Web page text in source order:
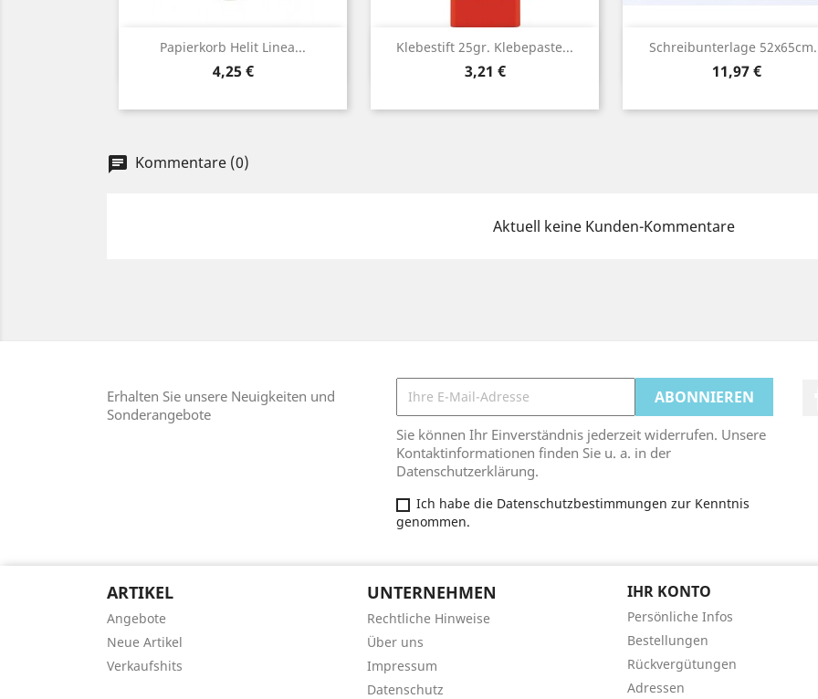
Papierkorb Helit Linea...
Preis
4,25 €
Vorschau Klebestift 25gr. Klebepaste...
Preis
3,21 €
Vorschau Schreibunterlage
Preis
11,97 €
Vorschau
chat Kommentare (0)
Aktuell keine Kunden-Kommentare
Erhalten Sie unsere Neuigkeiten und
Sonderangebote
Sie können Ihr Einverständnis jederzeit widerrufen. Unsere
Kontaktinformationen finden Sie u. a. in der
Datenschutzerklärung.
Ich habe die Datenschutzbestimmungen zur Kenntnis
genommen.
ARTIKEL
Angebote
Neue Artikel
Verkaufshits
UNTERNEHMEN
Rechtliche Hinweise
Über uns
Impressum
Datenschutz
IHR KONTO
Persönliche Infos
Bestellungen
Rückvergütungen
Adressen